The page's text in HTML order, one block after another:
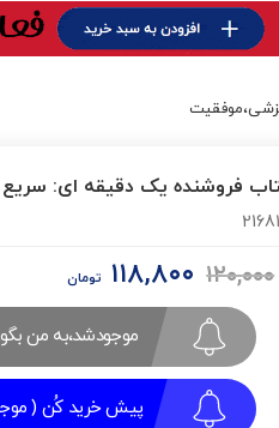
فروشنده یک دقیقه ای: سریع
۱۲۰,۰۰۰ قیمت
اصلی:
۱۲۰,۰۰۰
تومان
بود.
۱۱۸,۸۰۰ تومانقیمت
فعلی:
۱۱۸,۸۰۰
تومان.
موجودشد،به من
پیش خرید کُن (